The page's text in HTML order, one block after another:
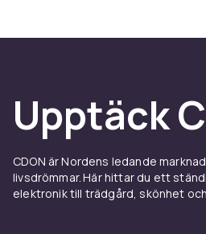
Färg
Vikt
Artikel.nr.
Upptäck
CDON är Nordens ledande
livsdrömmar. Här hittar du ett
elektronik till trädgård, skönhet